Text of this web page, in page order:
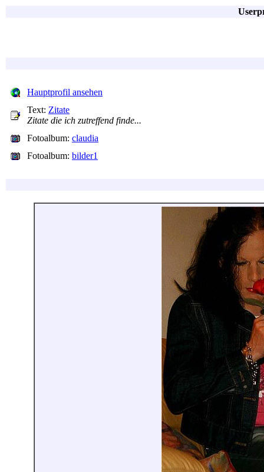
Hauptprofil ansehen
Text: Zitate
Zitate die ich zutreffend finde...
Fotoalbum: claudia
Fotoalbum: bilder1